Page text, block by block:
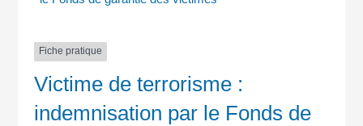
Fiche pratique
Victime de terrorisme :
indemnisation par le Fonds de